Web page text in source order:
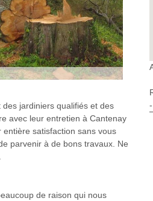
jardiniers qualifiés et des
avec leur entretien à Cantenay
satisfaction sans vous
parvenir à de bons travaux. Ne
de raison qui nous